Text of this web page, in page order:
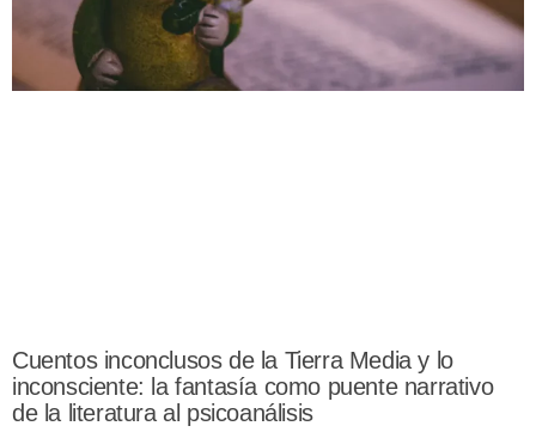
Cuentos inconclusos de la Tierra Media y lo
inconsciente: la fantasía como puente narrativo
de la literatura al psicoanálisis